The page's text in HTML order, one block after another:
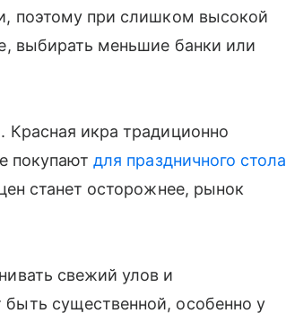
поэтому при слишком высокой
выбирать меньшие банки или
икра традиционно
покупаютдля праздничного стола
станет осторожнее, рынок
свежий улов и
существенной, особенно у